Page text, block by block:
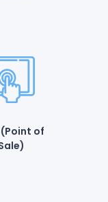
(Point of